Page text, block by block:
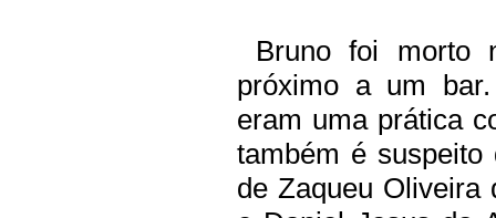
Bruno foi morto
próximo a um
eram uma prática
também é suspeito
de Zaqueu Oliveira